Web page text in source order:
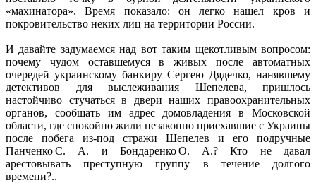
«махинатора». Время показало: он легко нашел кров и
покровительство неких лиц на территории России.
И давайте задумаемся над вот таким щекотливым вопросом:
почему чудом оставшемуся в живых после автоматных
очередей украинскому банкиру Сергею Дядечко, нанявшему
детективов для выслеживания Шепелева, пришлось
настойчиво стучаться в двери наших правоохранительных
органов, сообщать им адрес домовладения в Московской
области, где спокойно жили незаконно приехавшие с Украины
после побега из-под стражи Шепелев и его подручные
Панченко С. А. и Бондаренко О. А.? Кто не давал
арестовывать преступную группу в течение долгого
времени?..